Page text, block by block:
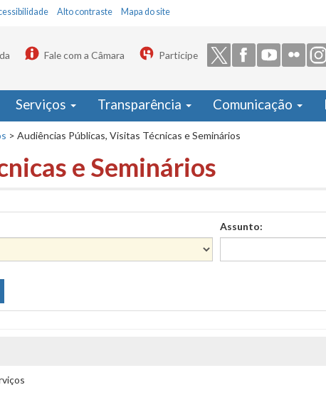
Alto contraste Mapa do site
Fale com a Câmara Participe
Serviços Transparência Comunicação
> Audiências Públicas, Visitas Técnicas e Seminários
e Seminários
Assunto: